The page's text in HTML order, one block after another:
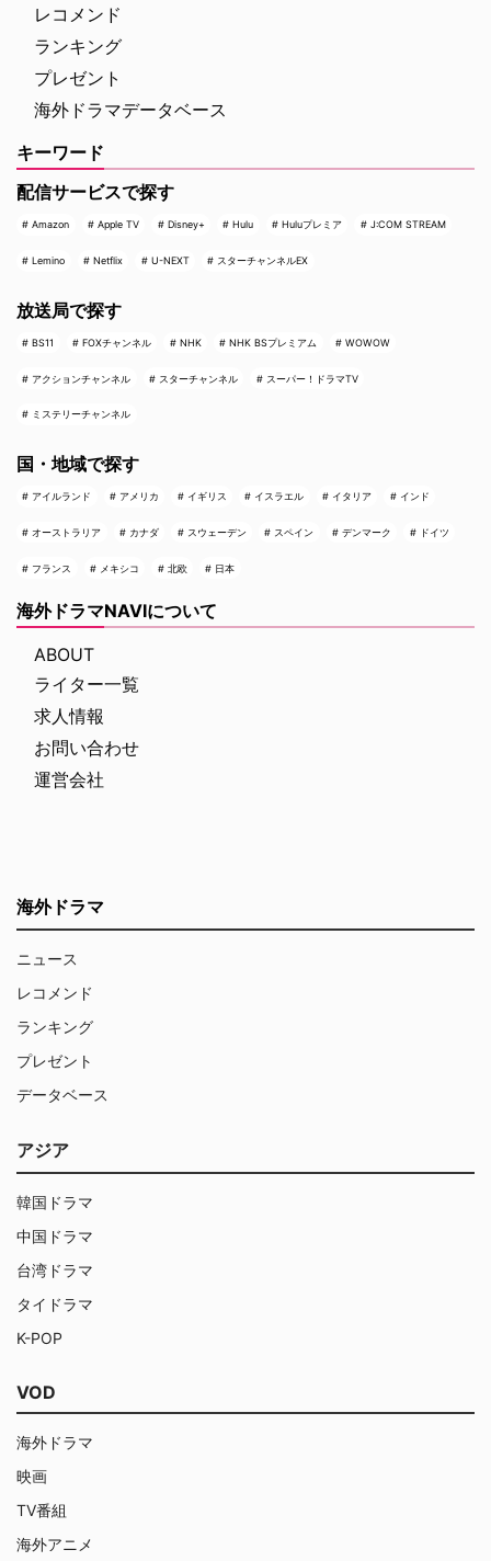
レコメンド
ランキング
プレゼント
海外ドラマデータベース
キーワード
配信サービスで探す
Amazon Apple TV Disney+ Hulu Huluプレミア J:COM STREAM
Lemino Netflix U-NEXT スターチャンネルEX
放送局で探す
BS11 FOXチャンネル NHK NHK BSプレミアム WOWOW
アクションチャンネル スターチャンネル スーパー！ドラマTV
ミステリーチャンネル
国・地域で探す
アイルランド アメリカ イギリス イスラエル イタリア インド
オーストラリア カナダ スウェーデン スペイン デンマーク ドイツ
フランス メキシコ 北欧 日本
海外ドラマNAVIについて
ABOUT
ライター一覧
求人情報
お問い合わせ
運営会社
海外ドラマ
ニュース
レコメンド
ランキング
プレゼント
データベース
アジア
韓国ドラマ
中国ドラマ
台湾ドラマ
タイドラマ
K-POP
VOD
海外ドラマ
映画
TV番組
海外アニメ